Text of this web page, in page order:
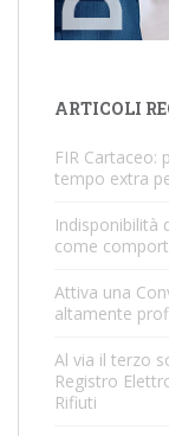
ARTICOLI
FIR
tempo extra
Indisponibilità
come
Attiva una
altamente
Al via il terzo
Registro
Rifiuti